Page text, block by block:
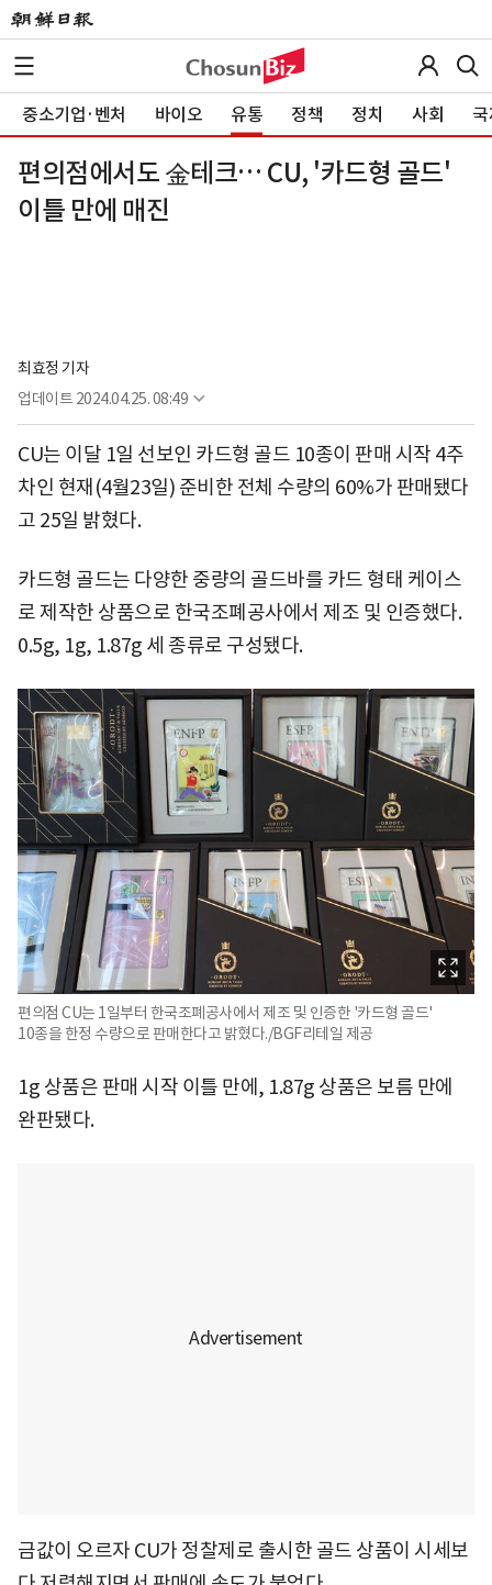
중소기업·벤처 바이오 유통 정책 정치 사회
편의점에서도 金테크… CU, '카드형 골드'
이틀 만에 매진
최효정 기자
업데이트 2024.04.25. 08:49
CU는 이달 1일 선보인 카드형 골드 10종이 판매 시작 4주
차인 현재(4월23일) 준비한 전체 수량의 60%가 판매됐다
고 25일 밝혔다.
카드형 골드는 다양한 중량의 골드바를 카드 형태 케이스
로 제작한 상품으로 한국조폐공사에서 제조 및 인증했다.
0.5g, 1g, 1.87g 세 종류로 구성됐다.
편의점 CU는 1일부터 한국조폐공사에서 제조 및 인증한 '카드형 골드'
10종을 한정 수량으로 판매한다고 밝혔다./BGF리테일 제공
1g 상품은 판매 시작 이틀 만에, 1.87g 상품은 보름 만에
완판됐다.
금값이 오르자 CU가 정찰제로 출시한 골드 상품이 시세보